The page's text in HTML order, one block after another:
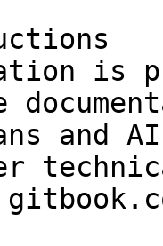
is
and